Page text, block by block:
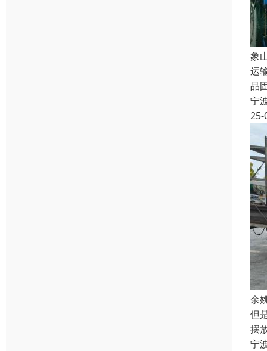
象
运
品
宁
25-
余
但
摆
宁